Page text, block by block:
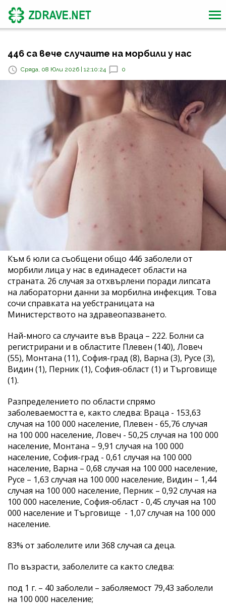
446 са вече случаите на морбили у нас
Сряда, 08 Юли 2026 | 12:10:24 0
Към 6 юли са съобщени общо 446 заболели от
морбили лица у нас в единадесет области на
страната. 26 случая за отхвърлени поради липсата
на лабораторни данни за морбилна инфекция. Това
сочи справката на уебстраницата на
Министерството на здравеопазването.
Най-много са случаите във Враца – 222. Болни са
регистрирани и в областите Плевен (140), Ловеч
(55), Монтана (11), София-град (8), Варна (3), Русе (3),
Видин (1), Перник (1), София-област (1) и Търговище
(1).
Разпределението по области спрямо
заболеваемостта е, както следва: Враца - 153,63
случая на 100 000 население, Плевен - 65,76 случая
на 100 000 население, Ловеч - 50,25 случая на 100 000
население, Монтана – 9,91 случая на 100 000
население, София-град - 0,61 случая на 100 000
население, Варна – 0,68 случая на 100 000 население,
Русе – 1,63 случая на 100 000 население, Видин – 1,44
случая на 100 000 население, Перник – 0,92 случая на
100 000 население, София-област - 0,45 случая на 100
000 население и Търговище - 1,07 случая на 100 000
население.
83% от заболелите или 368 случая са деца.
По възрасти, заболелите са както следва:
под 1 г. – 40 заболели – заболяемост 79,43 заболели
на 100 000 население;